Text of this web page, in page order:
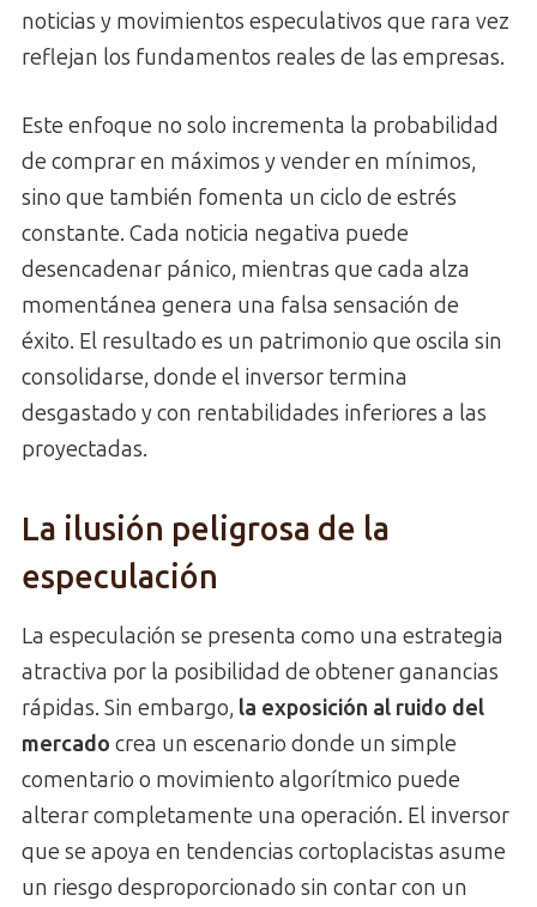
noticias y movimientos especulativos que rara vez
reflejan los fundamentos reales de las empresas.
Este enfoque no solo incrementa la probabilidad
de comprar en máximos y vender en mínimos,
sino que también fomenta un ciclo de estrés
constante. Cada noticia negativa puede
desencadenar pánico, mientras que cada alza
momentánea genera una falsa sensación de
éxito. El resultado es un patrimonio que oscila sin
consolidarse, donde el inversor termina
desgastado y con rentabilidades inferiores a las
proyectadas.
La ilusión peligrosa de la
especulación
La especulación se presenta como una estrategia
atractiva por la posibilidad de obtener ganancias
rápidas. Sin embargo, la exposición al ruido del
mercado crea un escenario donde un simple
comentario o movimiento algorítmico puede
alterar completamente una operación. El inversor
que se apoya en tendencias cortoplacistas asume
un riesgo desproporcionado sin contar con un